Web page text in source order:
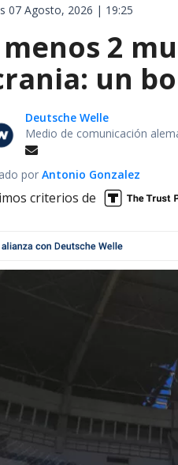
07 Agosto, 2026 | 19:25
2
un
Deutsche Welle
Medio de comunicación
por Antonio Gonzalez
criterios de